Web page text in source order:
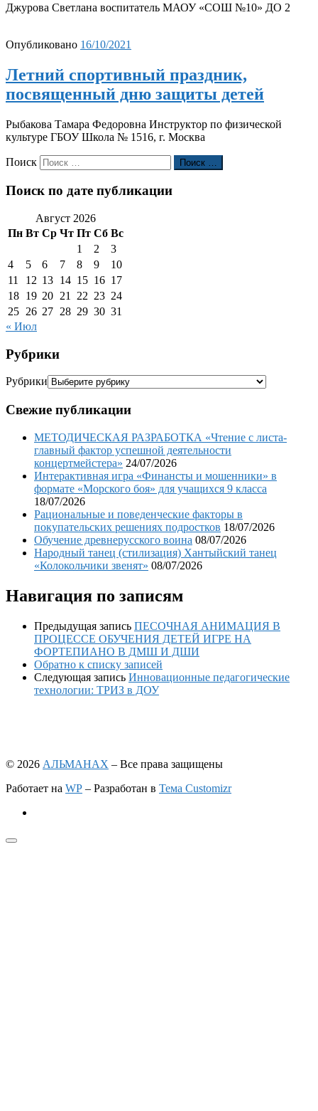
Джурова Светлана воспитатель МАОУ «СОШ №10» ДО 2
Опубликовано 16/10/2021
Летний спортивный праздник,
посвященный дню защиты детей
Рыбакова Тамара Федоровна Инструктор по физической
культуре ГБОУ Школа № 1516, г. Москва
Поиск Поиск …
Поиск по дате публикации
Август 2026
Пн Вт Ср Чт Пт Сб Вс
1
2
3
4
5 6 7 8 9
10
11
12 13 14 15 16 17
18 19 20 21 22 23 24
25 26 27 28 29 30 31
« Июл
Рубрики
Рубрики
Свежие публикации
МЕТОДИЧЕСКАЯ РАЗРАБОТКА «Чтение с листа-
главный фактор успешной деятельности
концертмейстера» 24/07/2026
Интерактивная игра «Финансты и мошенники» в
формате «Морского боя» для учащихся 9 класса
18/07/2026
Рациональные и поведенческие факторы в
покупательских решениях подростков 18/07/2026
Обучение древнерусского воина 08/07/2026
Народный танец (стилизация) Хантыйский танец
«Колокольчики звенят» 08/07/2026
Навигация по записям
Предыдущая запись ПЕСОЧНАЯ АНИМАЦИЯ В
ПРОЦЕССЕ ОБУЧЕНИЯ ДЕТЕЙ ИГРЕ НА
ФОРТЕПИАНО В ДМШ И ДШИ
Обратно к списку записей
Следующая запись Инновационные педагогические
технологии: ТРИЗ в ДОУ
© 2026 АЛЬМАНАХ – Все права защищены
Работает на WP – Разработан в Тема Customizr